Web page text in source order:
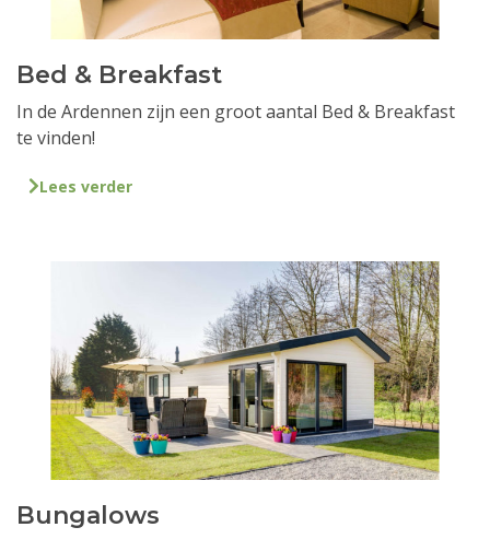
Bed & Breakfast
In de Ardennen zijn een groot aantal Bed & Breakfast
te vinden!
Lees verder
Bungalows